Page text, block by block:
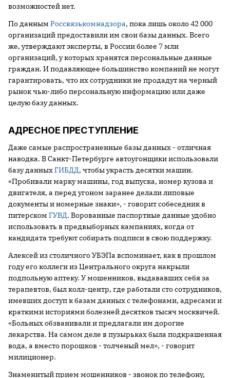
возможностей нет.
По данным Россвязькомнадзора, пока лишь около 42 000
организаций предоставили им свои базы данных. Всего
же, утверждают эксперты, в России более 7 млн
организаций, у которых хранятся персональные данные
граждан. И подавляющее большинство компаний не могут
гарантировать, что их сотрудники не продадут на черный
рынок чью-либо персональную информацию или даже
целую базу данных.
АДРЕСНОЕ ПРЕСТУПЛЕНИЕ
Даже самые распространенные базы данных - отличная
наводка. В Санкт-Петербурге автоугонщики использовали
базу данныхГИБДД, чтобы украсть десятки машин.
«Пробивали марку машины, год выпуска, номер кузова и
двигателя, а перед угоном заранее делали липовые
документы и номерные знаки», - говорит собеседник в
питерском ГУВД. Ворованные паспортные данные удобно
использовать в предвыборных кампаниях, когда от
кандидата требуют собирать подписи в свою поддержку.
Алексей из столичного УБЭПа вспоминает, как в прошлом
году его коллеги из Центрального округа накрыли
подпольную аптеку. У мошенников, выдававших себя за
терапевтов, был колл-центр, где работали сто сотрудников,
имевших доступ к базам данных с телефонами, адресами и
краткими историями болезней десятков тысяч москвичей.
«Больных обзванивали и предлагали им дорогие
лекарства. На самом деле в пузырьках была подкрашенная
вода, а вместо порошков - толченый мел», - говорит
милиционер.
Знаменитый прием мошенников - звонок по телефону,